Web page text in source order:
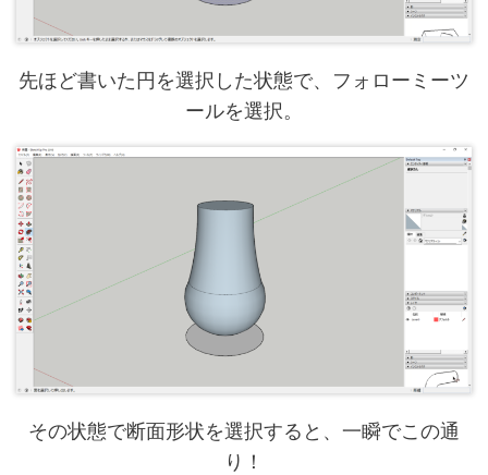
先ほど書いた円を選択した状態で、フォローミーツ
ールを選択。
その状態で断面形状を選択すると、一瞬でこの通
り！